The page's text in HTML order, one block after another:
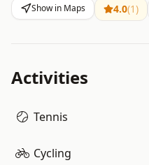
Show in Maps 4.0(1)
Activities
Tennis
Cycling